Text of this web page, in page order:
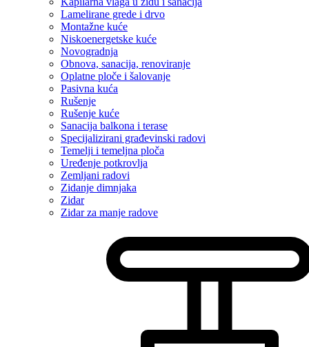
Lamelirane grede i drvo
Montažne kuće
Niskoenergetske kuće
Novogradnja
Obnova, sanacija, renoviranje
Oplatne ploče i šalovanje
Pasivna kuća
Rušenje
Rušenje kuće
Sanacija balkona i terase
Specijalizirani građevinski radovi
Temelji i temeljna ploča
Uređenje potkrovlja
Zemljani radovi
Zidanje dimnjaka
Zidar
Zidar za manje radove